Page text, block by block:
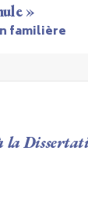
»
familière
la